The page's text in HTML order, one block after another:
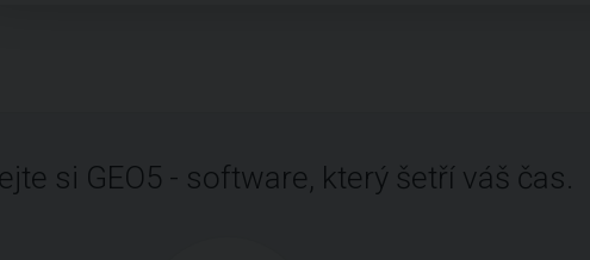
si GEO5 - software, který šetří váš čas.